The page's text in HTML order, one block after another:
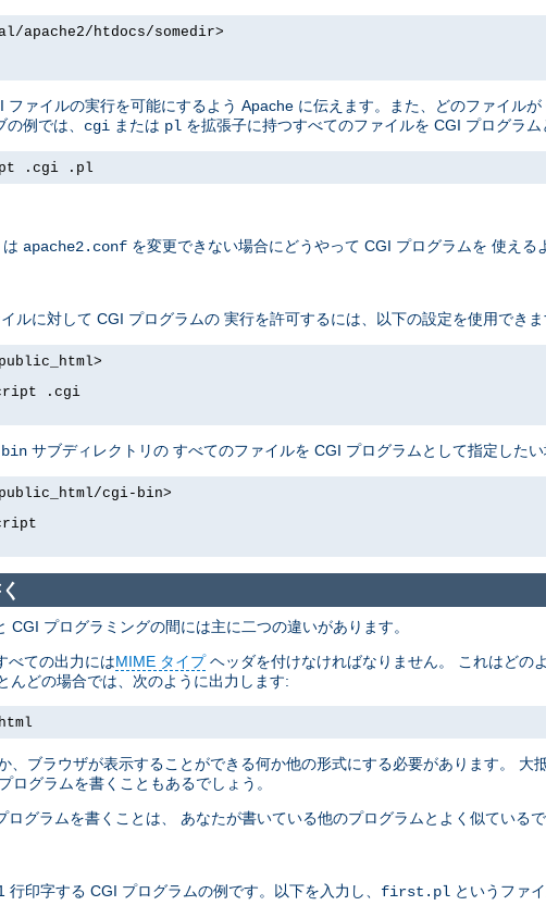
htdocs/somedir>
ファイルの実行を可能にするよう Apache に伝えます。また、どのファイル
例では、 cgi または pl を拡張子に持つすべてのファイルを CGI プログラ
.cgi .pl
は apache2.conf を変更できない場合にどうやって CGI プログラムを 使える
ルに対して CGI プログラムの 実行を許可するには、以下の設定を使用できま
.cgi
サブディレクトリの すべてのファイルを CGI プログラムとして指定した
cgi-bin>
CGI プログラミングの間には主に二つの違いがあります。
べての出力にはMIME タイプヘッダを付けなければなりません。 これはどの
んどの場合では、次のように出力します:
、ブラウザが表示することができる何か他の形式にする必要があります。
ログラムを書くこともあるでしょう。
グラムを書くことは、 あなたが書いている他のプログラムとよく似ているで
印字する CGI プログラムの例です。以下を入力し、 first.pl というファ